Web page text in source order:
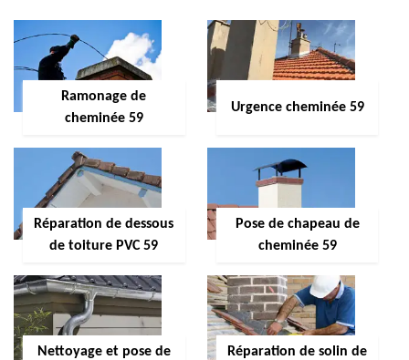
Ramonage de
cheminée 59
Urgence cheminée 59
Réparation de dessous
de toiture PVC 59
Pose de chapeau de
cheminée 59
Nettoyage et pose de
Réparation de solin de